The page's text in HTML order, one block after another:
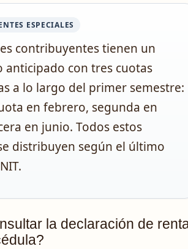
ESPECIALES
contribuyentes tienen un
anticipado con tres cuotas
a lo largo del primer semestre:
en febrero, segunda en
en junio. Todos estos
distribuyen según el último
la declaración de